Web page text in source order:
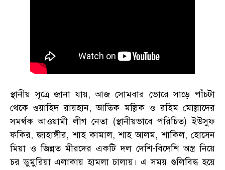
স্থানীয় সূত্রে জানা যায়, আজ সোমবার ভোরে সাড়ে পাঁচটা
থেকে ওয়াহিদ রায়হান, আতিক মল্লিক ও রহিম মোল্লাদের
সমর্থক আওয়ামী লীগ নেতা (স্থানীয়ভাবে পরিচিত) ইউসুফ
ফকির, জাহাঙ্গীর, শাহ কামাল, শাহ আলম, শাকিল, হোসেন
মিয়া ও জিন্নত মীরদের একটি দল দেশি-বিদেশি অস্ত্র নিয়ে
চর ডুমুরিয়া এলাকায় হামলা চালায়। এ সময় গুলিবিদ্ধ হয়ে